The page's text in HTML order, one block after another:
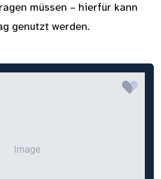
müssen – hierfür kann
genutzt werden.
Image